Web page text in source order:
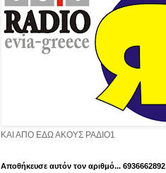
ΚΑΙ ΑΠΟ ΕΔΩ ΑΚΟΥΣ ΡΑΔΙΟ1
Aποθήκευσε αυτόν τον αριθμό... 6936662892